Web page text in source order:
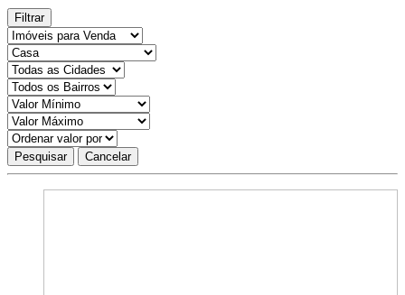
Filtrar
Pesquisar Cancelar